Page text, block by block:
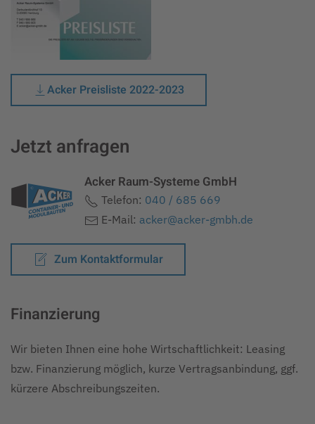
Acker Preisliste 2022-2023
Jetzt anfragen
Acker Raum-Systeme GmbH
Telefon: 040 / 685 669
E-Mail: acker@acker-gmbh.de
Zum Kontaktformular
Finanzierung
Wir bieten Ihnen eine hohe Wirtschaftlichkeit: Leasing
bzw. Finanzierung möglich, kurze Vertragsanbindung, ggf.
kürzere Abschreibungszeiten.